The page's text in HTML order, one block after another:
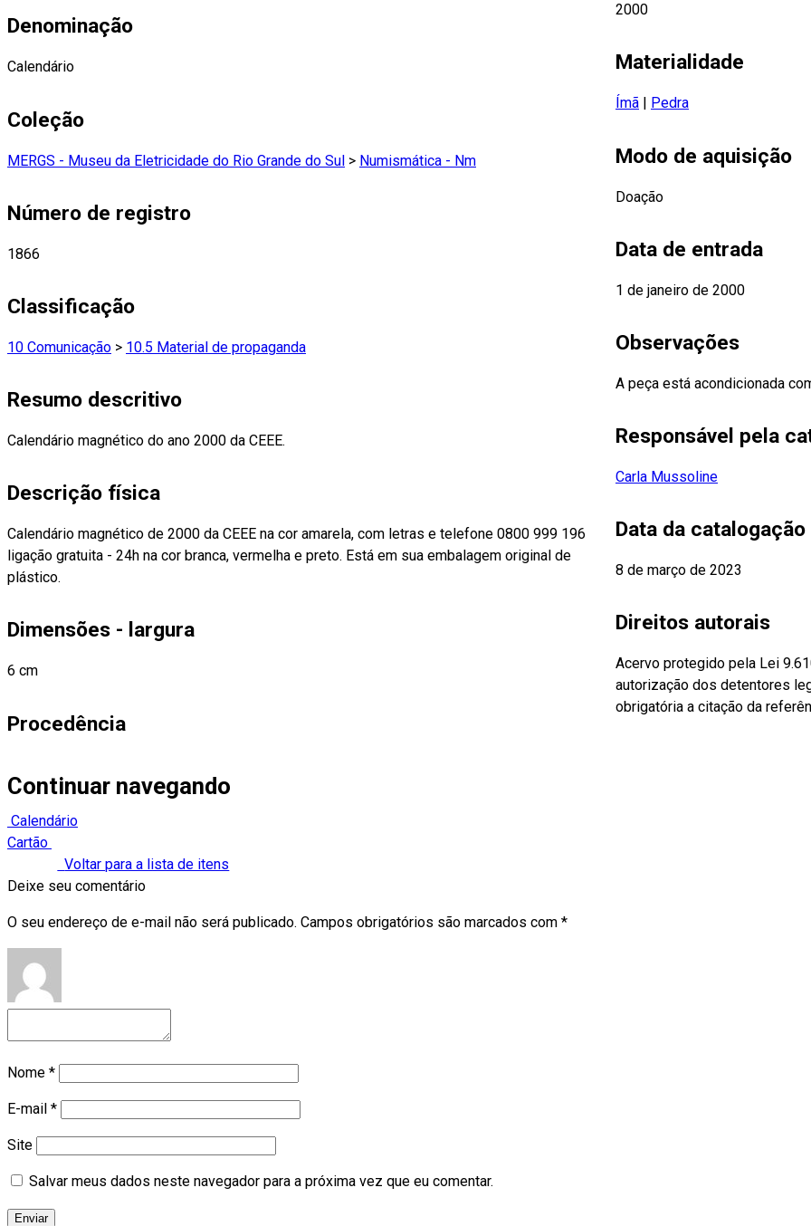
Denominação
Calendário
Coleção
MERGS - Museu da Eletricidade do Rio Grande do Sul > Numismática - Nm
Número de registro
1866
Classificação
10 Comunicação > 10.5 Material de propaganda
Resumo descritivo
Calendário magnético do ano 2000 da CEEE.
Descrição física
Calendário magnético de 2000 da CEEE na cor amarela, com letras e telefone 0800 999 196
ligação gratuita - 24h na cor branca, vermelha e preto. Está em sua embalagem original de
plástico.
Dimensões - largura
6 cm
Procedência
2000
Materialidade
Ímã Pedra
Modo de aquisição
Doação
Data de entrada
1 de janeiro de 2000
Observações
A peça está acondicionada
Responsável pela
Carla Mussoline
Data da catalogação
8 de março de 2023
Direitos autorais
Acervo protegido pela Lei
autorização dos detentores
obrigatória a citação da
Continuar navegando
Calendário
Cartão
Voltar para a lista de itens
Deixe seu comentário
O seu endereço de e-mail não será publicado. Campos obrigatórios são marcados com *
Nome *
E-mail *
Site
Salvar meus dados neste navegador para a próxima vez que eu comentar.